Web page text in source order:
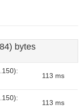
bytes
113 ms
113 ms